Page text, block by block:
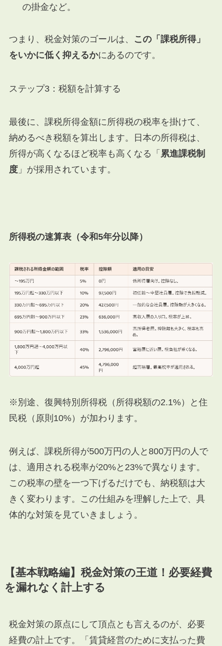
の掛金など。
つまり、税金対策のゴールは、
この「課税所得」
をいかに低く抑えるかにあるのです。
ステップ3：税額を計算する
最後に、課税所得金額に所得税の税率を掛けて、
納めるべき税額を算出します。日本の所得税は、
所得が高くなるほど税率も高くなる「 累進課税制
度」が採用されています。
所得税の速算表（令和5年分以降）
※別途、復興特別所得税（所得税額の2.1%）と住
民税（原則10%）が加わります。
例えば、課税所得が500万円の人と800万円の人で
は、適用される税率が20%と23%で異なります。
この税率の壁を一つ下げるだけでも、納税額は大
きく変わります。この仕組みを理解した上で、具
体的な対策を見ていきましょう。
【基本戦略編】税金対策の王道！必要経費
を漏れなく計上する
税金対策の原点にして頂点とも言えるのが、必要
経費の計上です。「賃貸経営のために支払った費